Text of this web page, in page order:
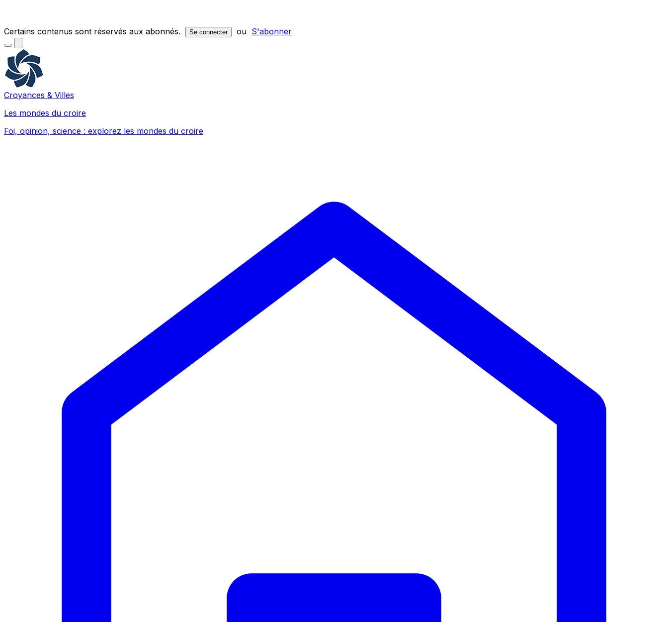
Certains contenus sont réservés aux abonnés. Se connecter ou S'abonner
Croyances & Villes
Les mondes du croire
Foi, opinion, science : explorez les mondes du croire